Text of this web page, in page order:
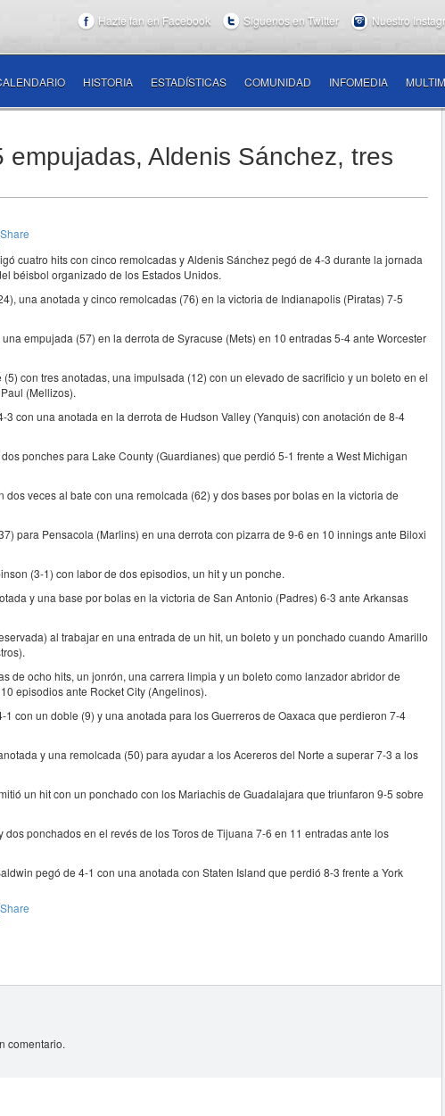
Hazte fan en Facebook Síguenos en Twitter Nuestro
HISTORIA ESTADÍSTICAS COMUNIDAD INFOMEDIA
empujadas, Aldenis Sánchez, tres
cuatro hits con cinco remolcadas y Aldenis Sánchez pegó de 4-3 durante la jornada
béisbol organizado de los Estados Unidos.
una anotada y cinco remolcadas (76) en la victoria de Indianapolis (Piratas) 7-5
empujada (57) en la derrota de Syracuse (Mets) en 10 entradas 5-4 ante Worcester
con tres anotadas, una impulsada (12) con un elevado de sacrificio y un boleto en el
(Mellizos).
con una anotada en la derrota de Hudson Valley (Yanquis) con anotación de 8-4
ponches para Lake County (Guardianes) que perdió 5-1 frente a West Michigan
veces al bate con una remolcada (62) y dos bases por bolas en la victoria de
para Pensacola (Marlins) en una derrota con pizarra de 9-6 en 10 innings ante Biloxi
(3-1) con labor de dos episodios, un hit y un ponche.
y una base por bolas en la victoria de San Antonio (Padres) 6-3 ante Arkansas
al trabajar en una entrada de un hit, un boleto y un ponchado cuando Amarillo
de ocho hits, un jonrón, una carrera limpia y un boleto como lanzador abridor de
episodios ante Rocket City (Angelinos).
con un doble (9) y una anotada para los Guerreros de Oaxaca que perdieron 7-4
y una remolcada (50) para ayudar a los Acereros del Norte a superar 7-3 a los
un hit con un ponchado con los Mariachis de Guadalajara que triunfaron 9-5 sobre
ponchados en el revés de los Toros de Tijuana 7-6 en 11 entradas ante los
pegó de 4-1 con una anotada con Staten Island que perdió 8-3 frente a York
comentario.